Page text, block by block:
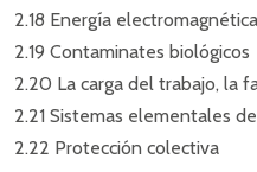
2.18 Energía electromagnética
2.19 Contaminates biológicos
2.20 La carga del trabajo, la
2.21 Sistemas elementales
2.22 Protección colectiva